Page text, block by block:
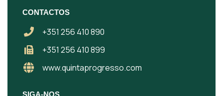
CONTACTOS
+351 256 410 890
+351 256 410 899
www.quintaprogresso.com
SIGA-NOS